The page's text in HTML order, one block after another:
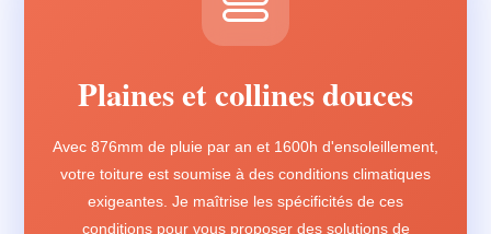
Plaines et collines douces
Avec 876mm de pluie par an et 1600h d'ensoleillement,
votre toiture est soumise à des conditions climatiques
exigeantes. Je maîtrise les spécificités de ces
conditions pour vous proposer des solutions de